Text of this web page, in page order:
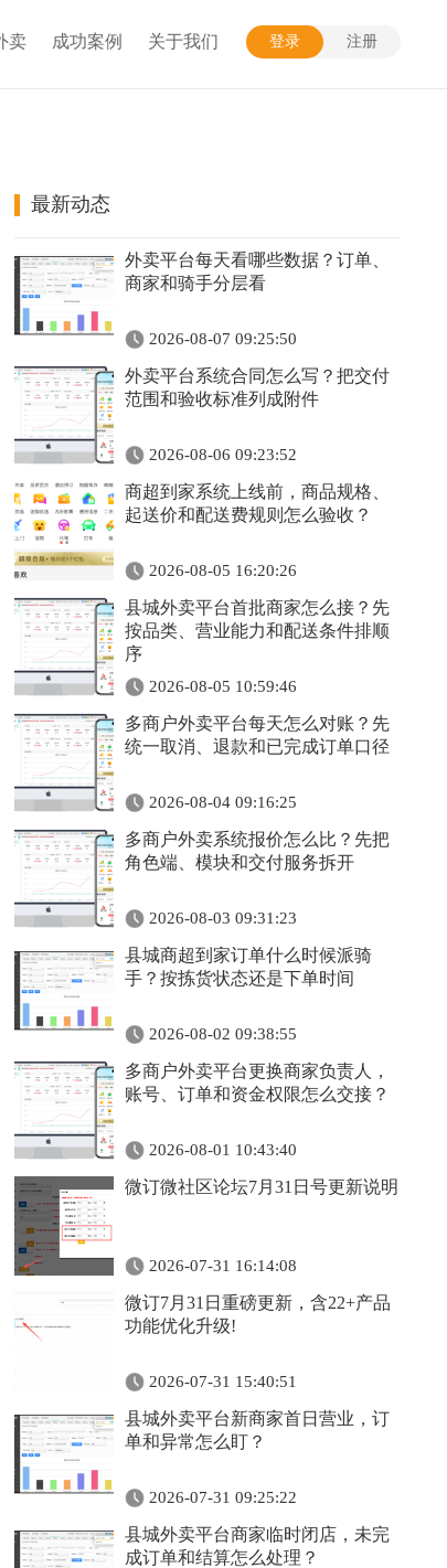
登录 注册
卖 成功案例 关于我们
最新动态
外卖平台每天看哪些数据？订单、
商家和骑手分层看
2026-08-07 09:25:50
外卖平台系统合同怎么写？把交付
范围和验收标准列成附件
2026-08-06 09:23:52
商超到家系统上线前，商品规格、
起送价和配送费规则怎么验收？
2026-08-05 16:20:26
县城外卖平台首批商家怎么接？先
按品类、营业能力和配送条件排顺
序
2026-08-05 10:59:46
多商户外卖平台每天怎么对账？先
统一取消、退款和已完成订单口径
2026-08-04 09:16:25
多商户外卖系统报价怎么比？先把
角色端、模块和交付服务拆开
2026-08-03 09:31:23
县城商超到家订单什么时候派骑
手？按拣货状态还是下单时间
2026-08-02 09:38:55
多商户外卖平台更换商家负责人，
账号、订单和资金权限怎么交接？
2026-08-01 10:43:40
微订微社区论坛7月31日号更新说明
2026-07-31 16:14:08
微订7月31日重磅更新，含22+产品
功能优化升级!
2026-07-31 15:40:51
县城外卖平台新商家首日营业，订
单和异常怎么盯？
2026-07-31 09:25:22
县城外卖平台商家临时闭店，未完
成订单和结算怎么处理？